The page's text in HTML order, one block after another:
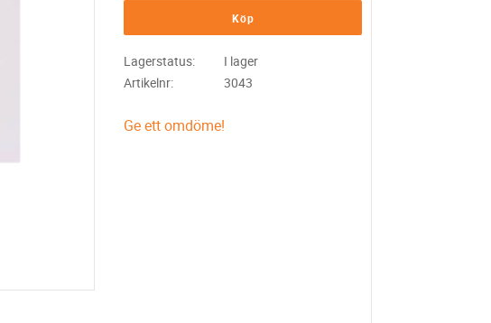
Köp
Lagerstatus
I lager
Artikelnr
3043
Ge ett omdöme!